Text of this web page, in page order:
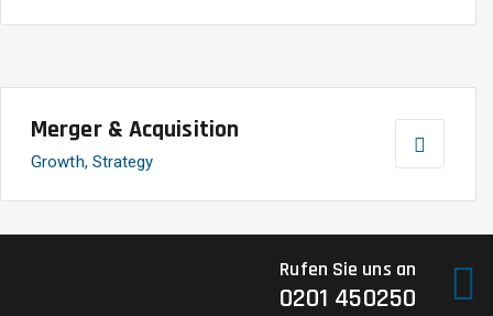
Merger & Acquisition
Growth, Strategy
Rufen Sie uns an
0201 450250